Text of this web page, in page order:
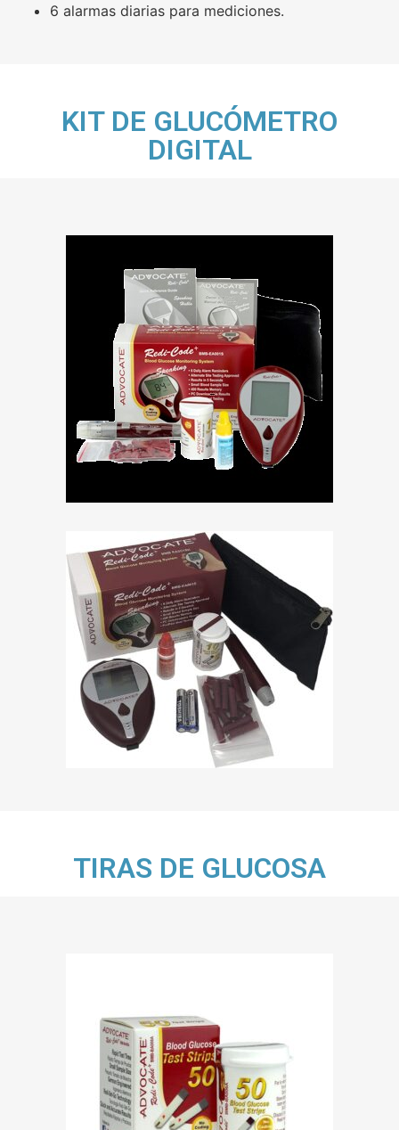
6 alarmas diarias para mediciones.
KIT DE GLUCÓMETRO
DIGITAL
TIRAS DE GLUCOSA